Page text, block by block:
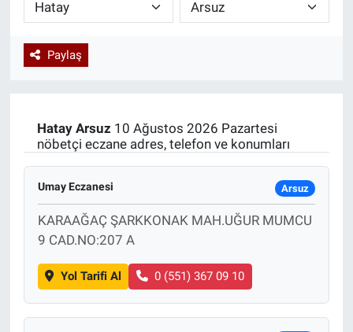
Paylaş
Hatay Arsuz 10 Ağustos 2026 Pazartesi
nöbetçi eczane adres, telefon ve konumları
Umay Eczanesi Arsuz
KARAAĞAÇ ŞARKKONAK MAH.UĞUR MUMCU
9 CAD.NO:207 A
Yol Tarifi Al 0 (551) 367 09 10